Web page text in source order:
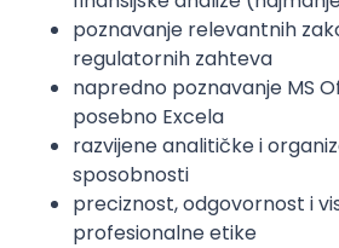
poznavanje relevantnih
regulatornih zahteva
napredno poznavanje MS
posebno Excela
razvijene analitičke i
sposobnosti
preciznost, odgovornost i
profesionalne etike